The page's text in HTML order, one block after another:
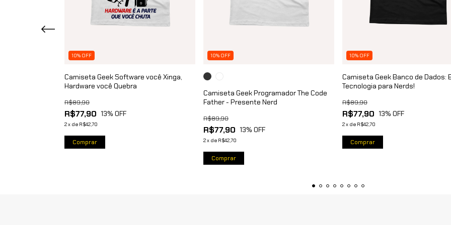
10% OFF
Camiseta Geek Software você Xinga,
Hardware você Quebra
R$77,90
R$89,90
13% OFF
2x de R$42,70
Comprar
10% OFF
Camiseta Geek Programador The Code
Father - Presente Nerd
R$77,90
R$89,90
13% OFF
2x de R$42,70
Comprar
10% OFF
Camiseta Geek Banco de Dados:
Tecnologia para Nerds!
R$77,90
R$89,90
13% OFF
2x de R$42,70
Comprar